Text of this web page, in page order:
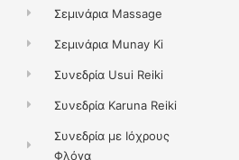
Σεμινάρια Massage
Σεμινάρια Munay Ki
Συνεδρία Usui Reiki
Συνεδρία Karuna Reiki
Συνεδρία με Ιόχρους
Φλόγα